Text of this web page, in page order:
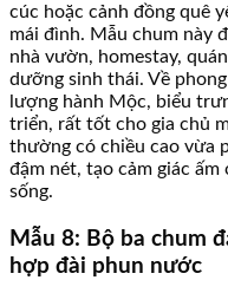
cúc hoặc cảnh đồng quê
mái đình. Mẫu chum này
nhà vườn, homestay,
dưỡng sinh thái. Về
lượng hành Mộc, biểu
triển, rất tốt cho gia chủ
thường có chiều cao vừa
đậm nét, tạo cảm giác ấm
sống.
Mẫu 8: Bộ ba chum
hợp đài phun nước